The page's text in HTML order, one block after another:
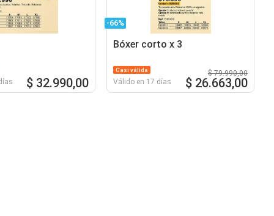
$ 32.990,00
-66%
Bóxer corto x 3
Casi válida
Válido en 17 días
$ 79.990,00
$ 26.663,00